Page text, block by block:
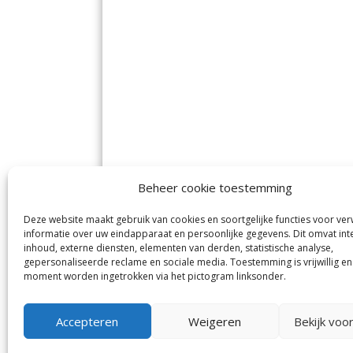
Beheer cookie toestemming
Deze website maakt gebruik van cookies en soortgelijke functies voor
informatie over uw eindapparaat en persoonlijke gegevens. Dit omvat
inhoud, externe diensten, elementen van derden, statistische analyse,
gepersonaliseerde reclame en sociale media. Toestemming is vrijwillig
moment worden ingetrokken via het pictogram linksonder.
Accepteren Weigeren Bekijk
De Nieuwe Meerbode
Visserstraat 10
1431 GJ Aalsmeer
0297-341900
info@meerbode.nl
en
De